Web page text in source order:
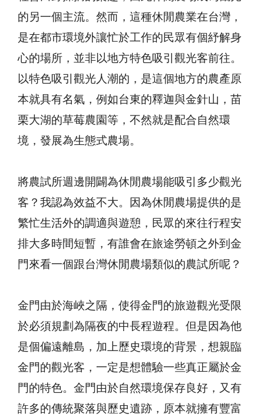
的另一個主流。然而，這種休閒農業在台灣，
是在都市環境外讓忙於工作的民眾有個紓解身
心的場所，並非以地方特色吸引觀光客前往。
以特色吸引觀光人潮的，是這個地方的農產原
本就具有名氣，例如台東的釋迦與金針山，苗
栗大湖的草莓農園等，不然就是配合自然環
境，發展為生態式農場。
將農試所週邊開闢為休閒農場能吸引多少觀光
客？我認為效益不大。因為休閒農場提供的是
繁忙生活外的調適與遊憩，民眾的來往行程安
排大多時間短暫，有誰會在旅途勞頓之外到金
門來看一個跟台灣休閒農場類似的農試所呢？
金門由於海峽之隔，使得金門的旅遊觀光受限
於必須規劃為隔夜的中長程遊程。但是因為他
是個偏遠離島，加上歷史環境的背景，想親臨
金門的觀光客，一定是想體驗一些真正屬於金
門的特色。金門由於自然環境保存良好，又有
許多的傳統聚落與歷史遺跡，原本就擁有豐富